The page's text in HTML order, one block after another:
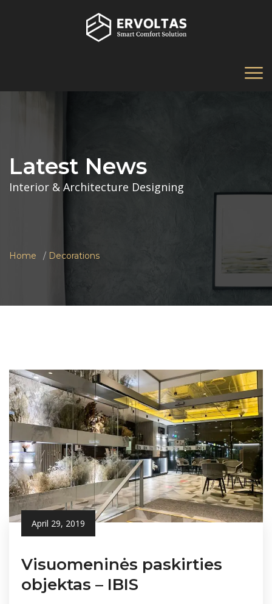
Latest News
Interior & Architecture Designing
Home Decorations
April 29, 2019
Visuomeninės paskirties
objektas – IBIS